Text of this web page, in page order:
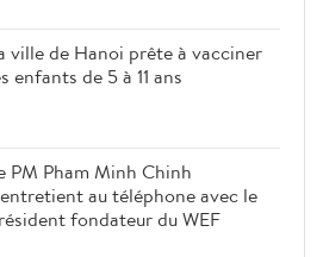
ville de Hanoi prête à vacciner
enfants de 5 à 11 ans
PM Pham Minh Chinh
au téléphone avec le
fondateur du WEF